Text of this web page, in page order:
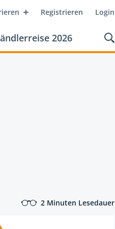
Registrieren Login
2026
2 Minuten Lesedauer